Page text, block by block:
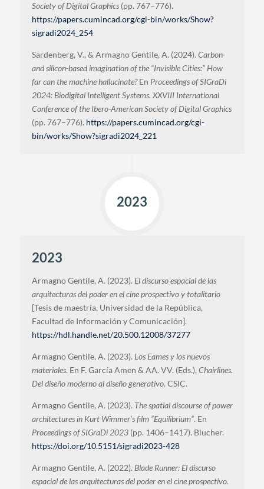
Society of Digital Graphics(pp. 767–776).
https://papers.cumincad.org/cgi-bin/works/Show?
sigradi2024_254
Sardenberg, V., & Armagno Gentile, A. (2024).Carbon-
and silicon-based imagination of the “Invisible Cities:” How
far can the machine hallucinate?En Proceedings of SIGraDi
2024: Biodigital Intelligent Systems. XXVIII International
Conference of the Ibero-American Society of Digital Graphics
(pp. 767–776). https://papers.cumincad.org/cgi-
bin/works/Show?sigradi2024_221
2023
2023
Armagno Gentile, A. (2023).El discurso espacial de las
arquitecturas del poder en el cine prospectivo y totalitario
[Tesis de maestría, Universidad de la República,
Facultad de Información y Comunicación].
https://hdl.handle.net/20.500.12008/37277
Armagno Gentile, A. (2023).Los Eames y los nuevos
materiales. En F. García Amen & AA. VV. (Eds.),Chairlines.
Del diseño moderno al diseño generativo. CSIC.
Armagno Gentile, A. (2023). The spatial discourse of power
architectures in Kurt Wimmer’s film “Equilibrium”. En
Proceedings of SIGraDi 2023(pp. 1406–1417). Blucher.
https://doi.org/10.5151/sigradi2023-428
Armagno Gentile, A. (2022).Blade Runner: El discurso
espacial de las arquitecturas del poder en el cine prospectivo.